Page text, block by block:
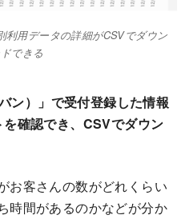
利用データの詳細がCSVでダウン
できる
ン）」で受付登録した情報
確認でき、CSVでダウン
お客さんの数がどれくらい
時間があるのかなどが分か